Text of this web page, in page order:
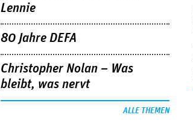
Lennie
80 Jahre DEFA
Christopher Nolan – Was
bleibt, was nervt
ALLE THEMEN